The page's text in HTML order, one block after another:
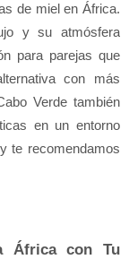
de miel en África.
y su atmósfera
para parejas que
con más
Verde también
en un entorno
te recomendamos
África con Tu